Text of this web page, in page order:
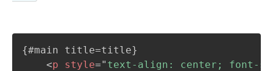
{#main title=title}
<p style=" text-align: center; font-